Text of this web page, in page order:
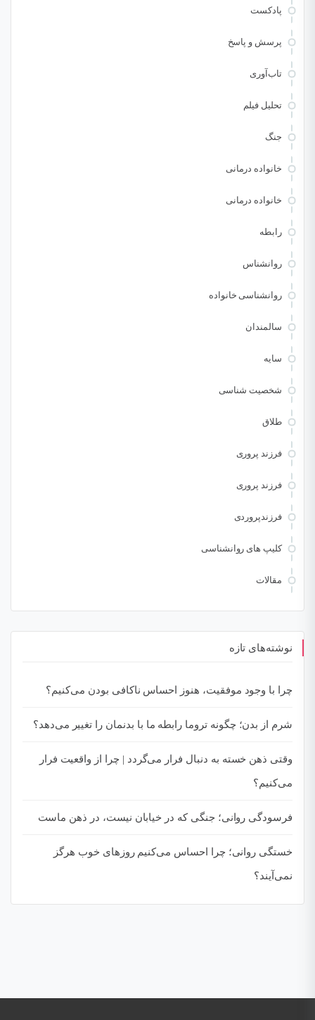
پادکست
پرسش و پاسخ
تاب‌آوری
تحلیل فیلم
جنگ
خانواده درمانی
خانواده درمانی
رابطه
روانشناس
روانشناسی خانواده
سالمندان
سایه
شخصیت شناسی
طلاق
فرزند پروری
فرزند پروری
فرزندپروردی
کلیپ های روانشناسی
مقالات
نوشته‌های تازه
چرا با وجود موفقیت، هنوز احساس ناکافی بودن می‌کنیم؟
شرم از بدن؛ چگونه تروما رابطه ما با بدنمان را تغییر می‌دهد؟
وقتی ذهن خسته به دنبال فرار می‌گردد | چرا از واقعیت فرار
می‌کنیم؟
فرسودگی روانی؛ جنگی که در خیابان نیست، در ذهن ماست
خستگی روانی؛ چرا احساس می‌کنیم روزهای خوب هرگز
نمی‌آیند؟